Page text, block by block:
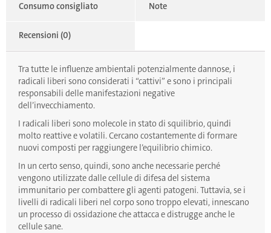
Consumo consigliato Note
Recensioni (0)
Tra tutte le influenze ambientali potenzialmente dannose, i
radicali liberi sono considerati i “cattivi” e sono i principali
responsabili delle manifestazioni negative
dell’invecchiamento.
I radicali liberi sono molecole in stato di squilibrio, quindi
molto reattive e volatili. Cercano costantemente di formare
nuovi composti per raggiungere l’equilibrio chimico.
In un certo senso, quindi, sono anche necessarie perché
vengono utilizzate dalle cellule di difesa del sistema
immunitario per combattere gli agenti patogeni. Tuttavia, se i
livelli di radicali liberi nel corpo sono troppo elevati, innescano
un processo di ossidazione che attacca e distrugge anche le
cellule sane.